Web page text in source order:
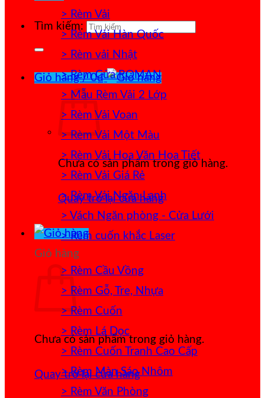
Tìm kiếm:
Giỏ hàng /0₫
Chưa có sản phẩm trong giỏ hàng.
Quay trở lại cửa hàng
Giỏ hàng
Chưa có sản phẩm trong giỏ hàng.
Quay trở lại cửa hàng
> Rèm Vải
> Rèm Vải Hàn Quốc
> Rèm vải Nhật
> Rèm Cửa ROMAN
> Mẫu Rèm Vải 2 Lớp
> Rèm Vải Voan
> Rèm Vải Một Màu
> Rèm Vải Hoa Văn Họa Tiết
> Rèm Vải Giá Rẻ
> Rèm Vải Ngăn Lạnh
> Vách Ngăn phòng - Cửa Lưới
> Rèm cuốn khắc Laser
> Rèm Cầu Vồng
> Rèm Gỗ, Tre, Nhựa
> Rèm Cuốn
> Rèm Lá Dọc
> Rèm Cuốn Tranh Cao Cấp
> Rèm Màn Sáo Nhôm
> Rèm Văn Phòng